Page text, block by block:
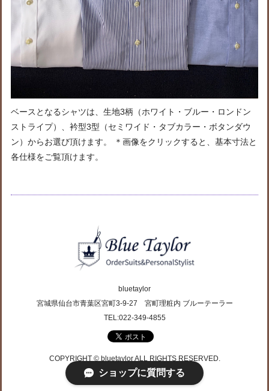
ベースとなるシャツは、生地3柄（ホワイト・ブルー・ロンドン
ストライプ）、衿型3型（セミワイド・タブカラー・ボタンダウ
ン）からお選び頂けます。 ＊画像をクリックすると、基本寸法と
各仕様をご覧頂けます。
bluetaylor
宮城県仙台市青葉区宮町3-9-27 宮町理粧内 ブルーテーラー
TEL:022-349-4855
COPYRIGHT © bluetaylor ALL RIGHTS RESERVED.
ショップに質問する